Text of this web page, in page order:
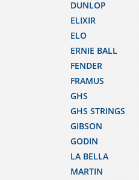
DUNLOP
ELIXIR
ELO
ERNIE BALL
FENDER
FRAMUS
GHS
GHS STRINGS
GIBSON
GODIN
LA BELLA
MARTIN